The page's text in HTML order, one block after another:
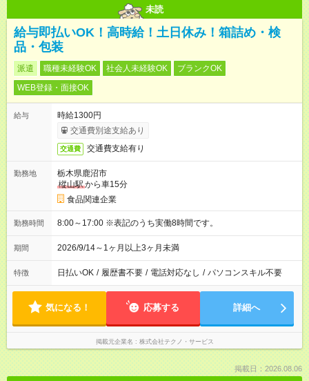
未読
給与即払いOK！高時給！土日休み！箱詰め・検
品・包装
派遣 職種未経験OK 社会人未経験OK
ブランクOK
WEB登録・面接OK
給与
時給1300円
交通費別途支給あり
交通費 交通費支給有り
勤務地
栃木県鹿沼市
樅山駅から車15分
食品関連企業
勤務時間 8:00～17:00 ※表記のうち実働8時間です。
期間 2026/9/14～1ヶ月以上3ヶ月未満
特徴 日払いOK / 履歴書不要 / 電話対応なし / パソコンスキル不要
気になる！ 応募する 詳細へ
掲載元企業名 株式会社テクノ・サービス
掲載日：2026.08.06